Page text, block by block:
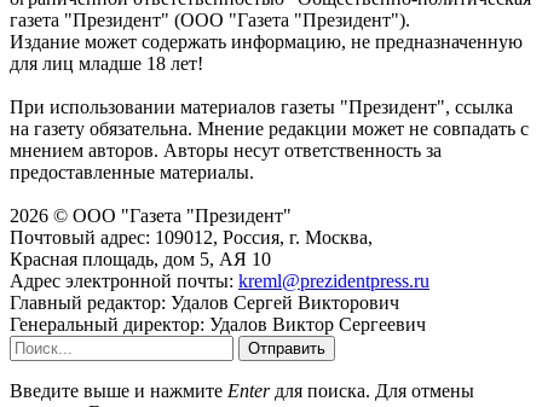
газета "Президент" (ООО "Газета "Президент").
Издание может содержать информацию, не предназначенную
для лиц младше 18 лет!
При использовании материалов газеты "Президент", ссылка
на газету обязательна. Мнение редакции может не совпадать с
мнением авторов. Авторы несут ответственность за
предоставленные материалы.
2026 © ООО "Газета "Президент"
Почтовый адрес: 109012, Россия, г. Москва,
Красная площадь, дом 5, АЯ 10
Адрес электронной почты: kreml@prezidentpress.ru
Главный редактор: Удалов Сергей Викторович
Генеральный директор: Удалов Виктор Сергеевич
Отправить
Введите выше и нажмите Enterдля поиска. Для отмены